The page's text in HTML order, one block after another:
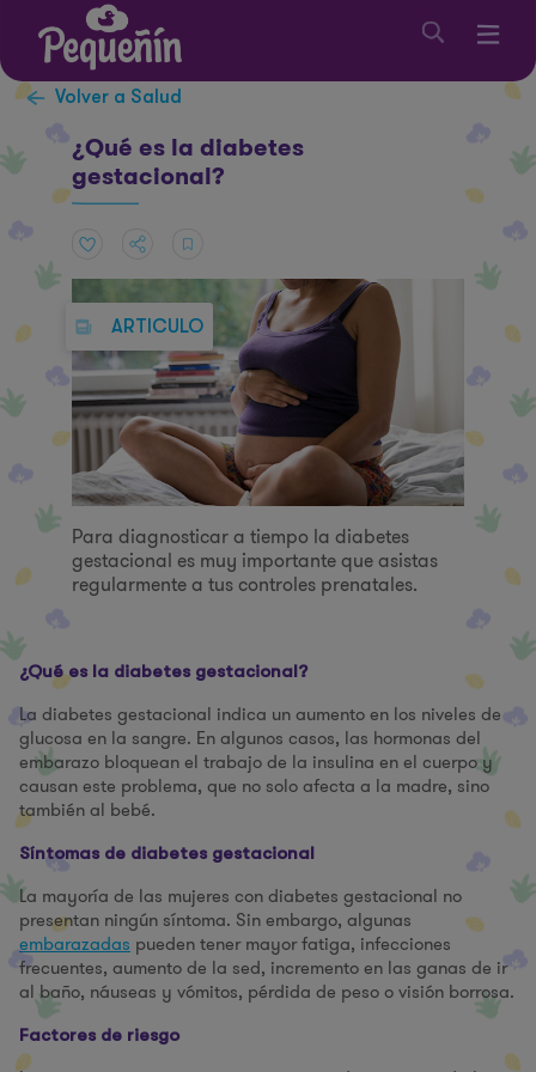
Volver a Salud
¿Qué es la diabetes
gestacional?
ARTICULO
Para diagnosticar a tiempo la diabetes
gestacional es muy importante que asistas
regularmente a tus controles prenatales.
¿Qué es la diabetes gestacional?
La diabetes gestacional indica un aumento en los niveles de
glucosa en la sangre. En algunos casos, las hormonas del
embarazo bloquean el trabajo de la insulina en el cuerpo y
causan este problema, que no solo afecta a la madre, sino
también al bebé.
Síntomas de diabetes gestacional
La mayoría de las mujeres con diabetes gestacional no
presentan ningún síntoma. Sin embargo, algunas
embarazadas pueden tener mayor fatiga, infecciones
frecuentes, aumento de la sed, incremento en las ganas de ir
al baño, náuseas y vómitos, pérdida de peso o visión borrosa.
Factores de riesgo